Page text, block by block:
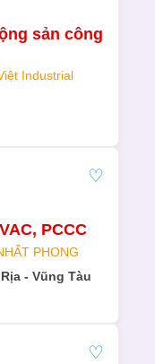
sản công
Industrial
PCCC
PHONG
- Vũng Tàu
♡
♡